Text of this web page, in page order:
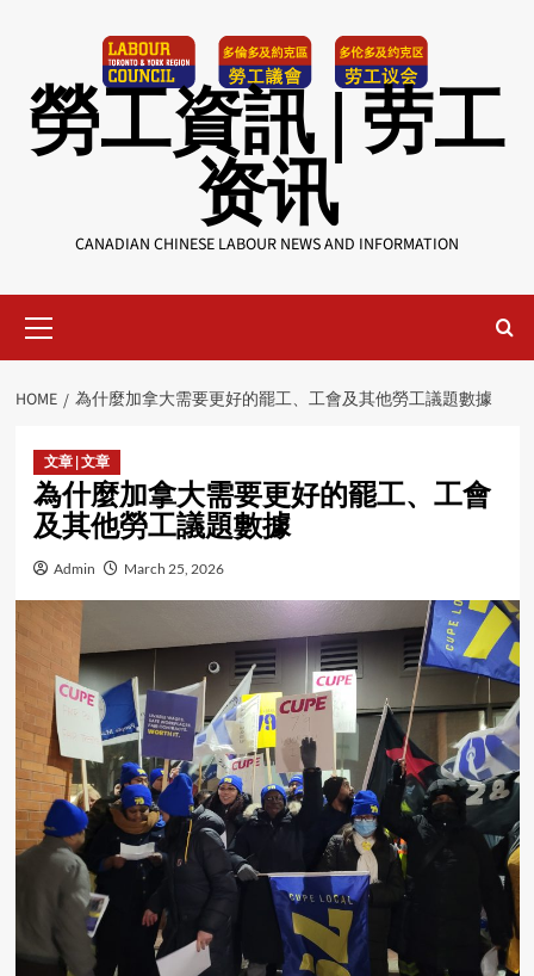
勞工資訊 | 劳工
资讯
CANADIAN CHINESE LABOUR NEWS AND INFORMATION
Menu
HOME 為什麼加拿大需要更好的罷工、工會及其他勞工議題數據
文章 | 文章
為什麼加拿大需要更好的罷工、工會
及其他勞工議題數據
Admin March 25, 2026